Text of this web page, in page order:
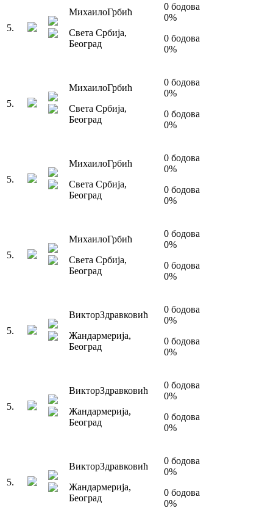
5.
МихаилоГрбић
Света Србија,
Београд
0 бодова
0%
0 бодова
0%
5.
МихаилоГрбић
Света Србија,
Београд
0 бодова
0%
0 бодова
0%
5.
МихаилоГрбић
Света Србија,
Београд
0 бодова
0%
0 бодова
0%
5.
МихаилоГрбић
Света Србија,
Београд
0 бодова
0%
0 бодова
0%
5.
ВикторЗдравковић
Жандармерија,
Београд
0 бодова
0%
0 бодова
0%
5.
ВикторЗдравковић
Жандармерија,
Београд
0 бодова
0%
0 бодова
0%
5.
ВикторЗдравковић
Жандармерија,
Београд
0 бодова
0%
0 бодова
0%